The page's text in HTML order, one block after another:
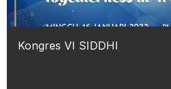
Kongres VI SIDDHI